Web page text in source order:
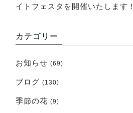
イトフェスタを開催いたします！
カテゴリー
お知らせ (69)
ブログ (130)
季節の花 (9)